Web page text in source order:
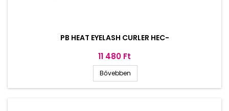
PB HEAT EYELASH CURLER HEC-
Ár
11 480 Ft
Bővebben